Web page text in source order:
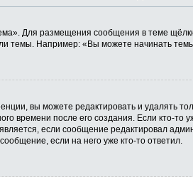
Для размещения сообщения в теме
темы. Например: «Вы можете начинать
вы можете редактировать и удалять
времени после его создания. Если кто-
если сообщение редактировал
если на него уже кто-то ответил.